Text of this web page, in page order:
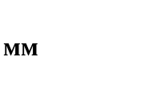
мм